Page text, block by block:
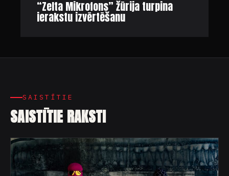
“Zelta Mikrofons” žūrija turpina
ierakstu izvērtēšanu
SAISTĪTIE
SAISTĪTIE RAKSTI